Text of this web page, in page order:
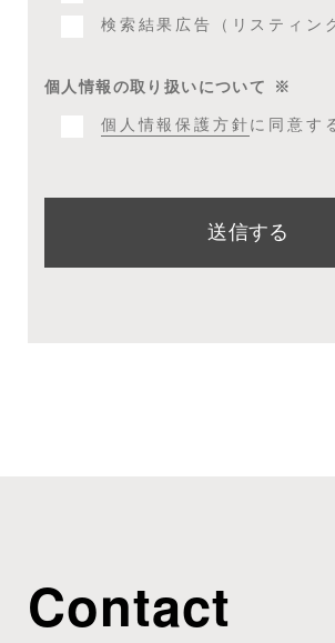
検索結果広告（リスティン
個人情報の取り扱いについて ※
個人情報保護方針に同意す
Contact